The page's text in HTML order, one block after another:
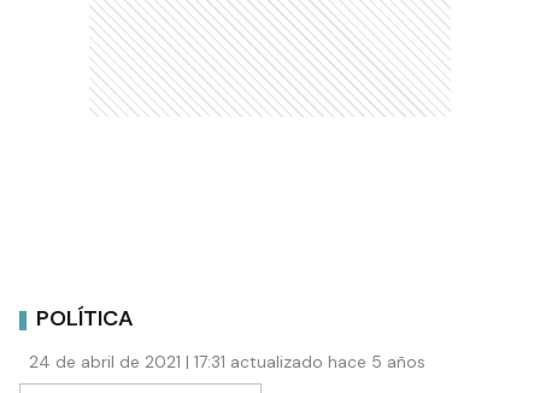
POLÍTICA
24 de abril de 2021 | 17:31 actualizado hace 5 años